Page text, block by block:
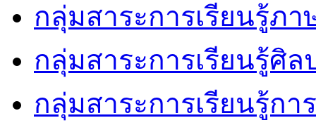
กลุ่มสาระการเรียนรู้ภา
กลุ่มสาระการเรียนรู้ศิล
กลุ่มสาระการเรียนรู้กา